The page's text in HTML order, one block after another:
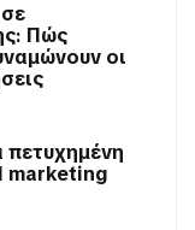
Πώς
οι
πετυχημένη
marketing